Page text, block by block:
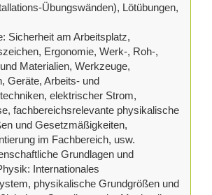
Übungswänden), Lötübungen,
Sicherheit am Arbeitsplatz,
Ergonomie, Werk-, Roh-,
Materialien, Werkzeuge,
Geräte, Arbeits- und
elektrischer Strom,
fachbereichsrelevante physikalische
und Gesetzmäßigkeiten,
im Fachbereich, usw.
Grundlagen und
Internationales
physikalische Grundgrößen und